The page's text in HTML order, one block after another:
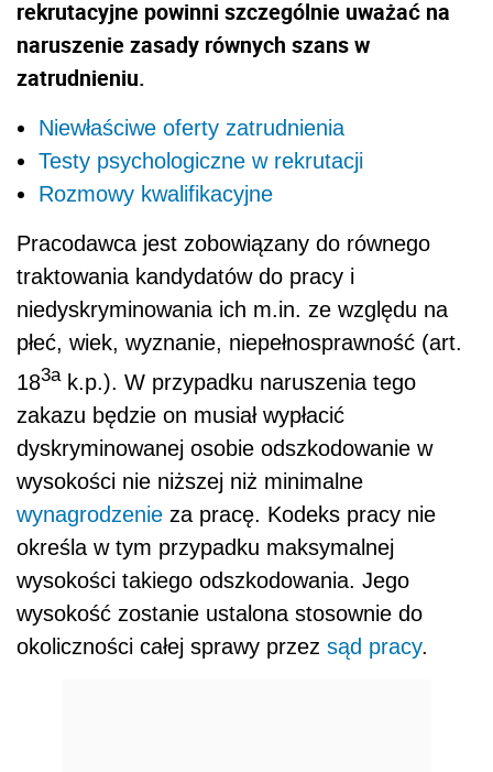
rekrutacyjne powinni szczególnie uważać na
naruszenie zasady równych szans w
zatrudnieniu.
Niewłaściwe oferty zatrudnienia
Testy psychologiczne w rekrutacji
Rozmowy kwalifikacyjne
Pracodawca jest zobowiązany do równego
traktowania kandydatów do pracy i
niedyskryminowania ich m.in. ze względu na
płeć, wiek, wyznanie, niepełnosprawność (art.
183ak.p.). W przypadku naruszenia tego
zakazu będzie on musiał wypłacić
dyskryminowanej osobie odszkodowanie w
wysokości nie niższej niż minimalne
wynagrodzenie za pracę. Kodeks pracy nie
określa w tym przypadku maksymalnej
wysokości takiego odszkodowania. Jego
wysokość zostanie ustalona stosownie do
okoliczności całej sprawy przez sąd pracy.